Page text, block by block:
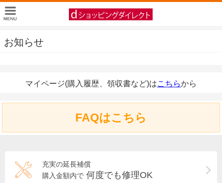
お知らせ
マイページ(購入履歴、領収書など)はこちらから
FAQはこちら
充実の延長補償
購入金額内で 何度でも修理OK